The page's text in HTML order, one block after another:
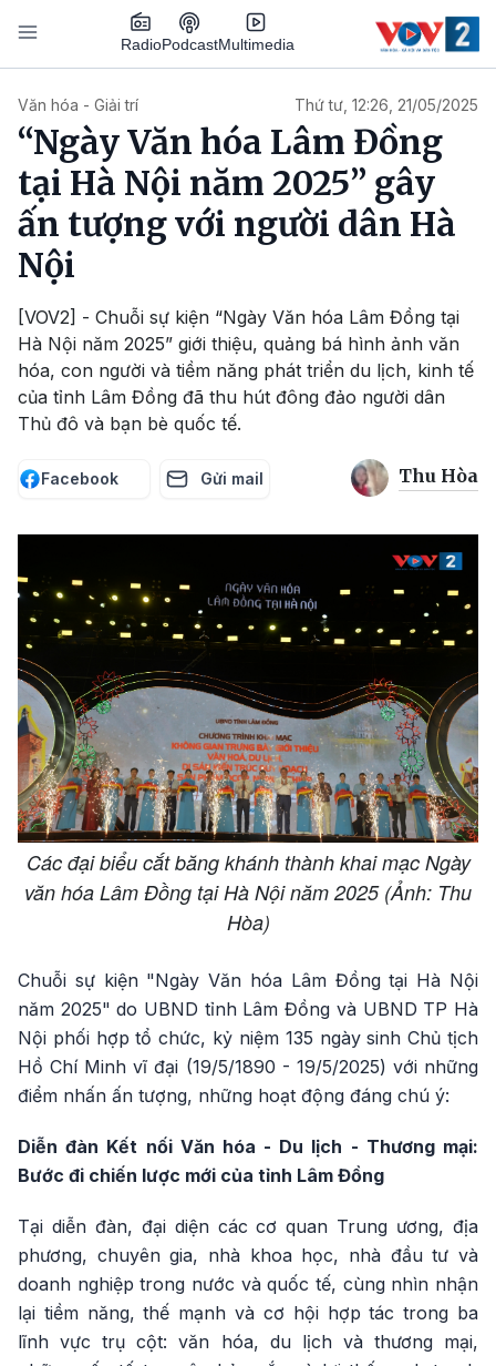
Nhảy đến nội dung
RadioPodcastMultimedia
Văn hóa - Giải trí Thứ tư, 12:26, 21/05/2025
“Ngày Văn hóa Lâm Đồng
tại Hà Nội năm 2025” gây
ấn tượng với người dân Hà
Nội
[VOV2] - Chuỗi sự kiện “Ngày Văn hóa Lâm Đồng tại
Hà Nội năm 2025” giới thiệu, quảng bá hình ảnh văn
hóa, con người và tiềm năng phát triển du lịch, kinh tế
của tỉnh Lâm Đồng đã thu hút đông đảo người dân
Thủ đô và bạn bè quốc tế.
Facebook Gửi mail Thu Hòa
Các đại biểu cắt băng khánh thành khai mạc Ngày
văn hóa Lâm Đồng tại Hà Nội năm 2025 (Ảnh: Thu
Hòa)
Chuỗi sự kiện "Ngày Văn hóa Lâm Đồng tại Hà Nội
năm 2025" do UBND tỉnh Lâm Đồng và UBND TP Hà
Nội phối hợp tổ chức, kỷ niệm 135 ngày sinh Chủ tịch
Hồ Chí Minh vĩ đại (19/5/1890 - 19/5/2025) với những
điểm nhấn ấn tượng, những hoạt động đáng chú ý:
Diễn đàn Kết nối Văn hóa - Du lịch - Thương mại:
Bước đi chiến lược mới của tỉnh Lâm Đồng
Tại diễn đàn, đại diện các cơ quan Trung ương, địa
phương, chuyên gia, nhà khoa học, nhà đầu tư và
doanh nghiệp trong nước và quốc tế, cùng nhìn nhận
lại tiềm năng, thế mạnh và cơ hội hợp tác trong ba
lĩnh vực trụ cột: văn hóa, du lịch và thương mại,